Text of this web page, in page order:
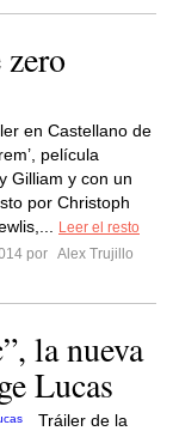
en Castellano de
película
Gilliam y con un
por Christoph
Leer el resto
por Alex Trujillo
la nueva
Lucas
Tráiler de la